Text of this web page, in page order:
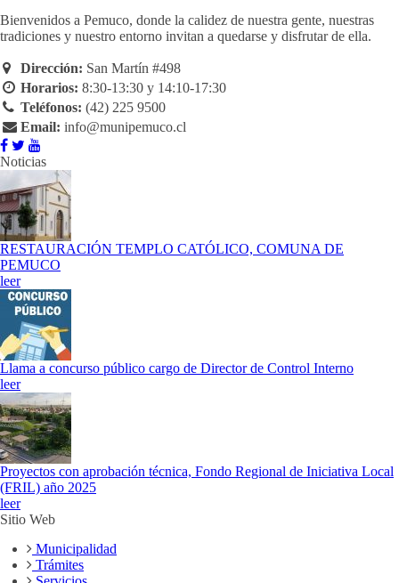
Bienvenidos a Pemuco, donde la calidez de nuestra gente, nuestras
tradiciones y nuestro entorno invitan a quedarse y disfrutar de ella.
Dirección: San Martín #498
Horarios: 8:30-13:30 y 14:10-17:30
Teléfonos: (42) 225 9500
Email: info@munipemuco.cl
Noticias
RESTAURACIÓN TEMPLO CATÓLICO, COMUNA DE
PEMUCO
leer
Llama a concurso público cargo de Director de Control Interno
leer
Proyectos con aprobación técnica, Fondo Regional de Iniciativa Local
(FRIL) año 2025
leer
Sitio Web
Municipalidad
Trámites